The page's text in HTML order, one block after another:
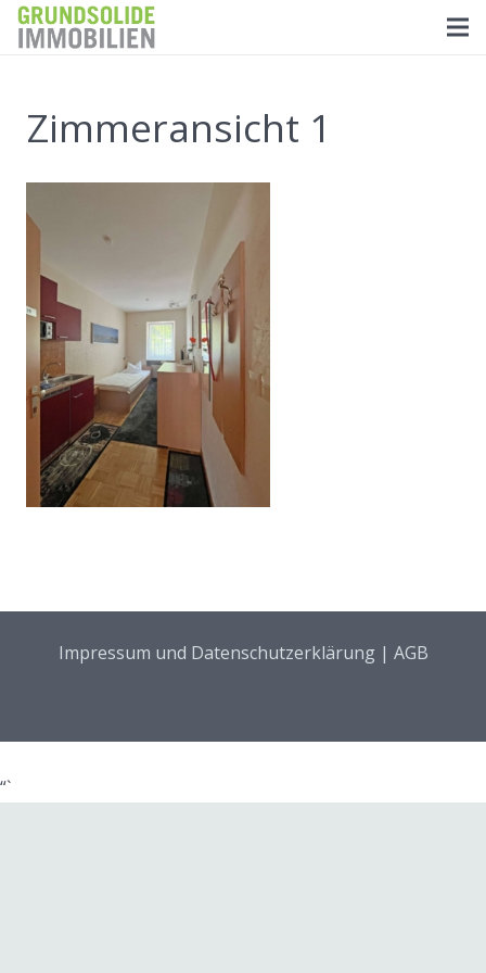
Zimmeransicht 1
Impressum und Datenschutzerklärung| AGB
“`